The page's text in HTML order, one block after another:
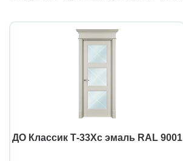
ДО Классик Т-33Хс эмаль RAL 9001